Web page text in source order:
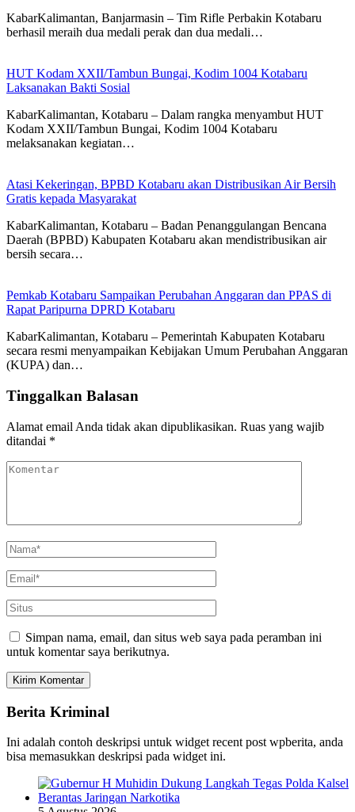
KabarKalimantan, Banjarmasin – Tim Rifle Perbakin Kotabaru
berhasil meraih dua medali perak dan dua medali…
HUT Kodam XXII/Tambun Bungai, Kodim 1004 Kotabaru
Laksanakan Bakti Sosial
KabarKalimantan, Kotabaru – Dalam rangka menyambut HUT
Kodam XXII/Tambun Bungai, Kodim 1004 Kotabaru
melaksanakan kegiatan…
Atasi Kekeringan, BPBD Kotabaru akan Distribusikan Air Bersih
Gratis kepada Masyarakat
KabarKalimantan, Kotabaru – Badan Penanggulangan Bencana
Daerah (BPBD) Kabupaten Kotabaru akan mendistribusikan air
bersih secara…
Pemkab Kotabaru Sampaikan Perubahan Anggaran dan PPAS di
Rapat Paripurna DPRD Kotabaru
KabarKalimantan, Kotabaru – Pemerintah Kabupaten Kotabaru
secara resmi menyampaikan Kebijakan Umum Perubahan Anggaran
(KUPA) dan…
Tinggalkan Balasan
Alamat email Anda tidak akan dipublikasikan. Ruas yang wajib
ditandai *
Simpan nama, email, dan situs web saya pada peramban ini
untuk komentar saya berikutnya.
Berita Kriminal
Ini adalah contoh deskripsi untuk widget recent post wpberita, anda
bisa memasukkan deskripsi pada widget ini.